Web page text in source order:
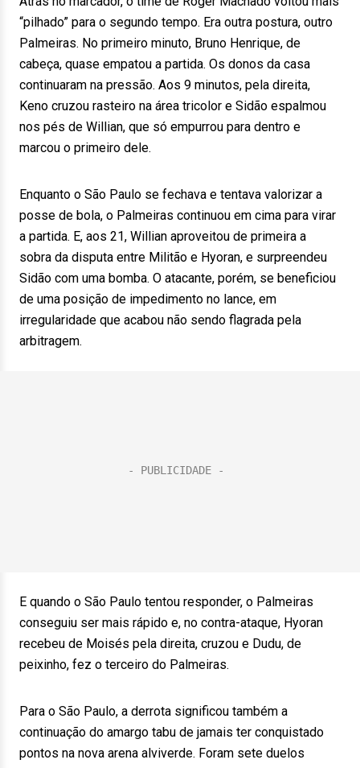
“pilhado” para o segundo tempo. Era outra postura, outro
Palmeiras. No primeiro minuto, Bruno Henrique, de
cabeça, quase empatou a partida. Os donos da casa
continuaram na pressão. Aos 9 minutos, pela direita,
Keno cruzou rasteiro na área tricolor e Sidão espalmou
nos pés de Willian, que só empurrou para dentro e
marcou o primeiro dele.
Enquanto o São Paulo se fechava e tentava valorizar a
posse de bola, o Palmeiras continuou em cima para virar
a partida. E, aos 21, Willian aproveitou de primeira a
sobra da disputa entre Militão e Hyoran, e surpreendeu
Sidão com uma bomba. O atacante, porém, se beneficiou
de uma posição de impedimento no lance, em
irregularidade que acabou não sendo flagrada pela
arbitragem.
E quando o São Paulo tentou responder, o Palmeiras
conseguiu ser mais rápido e, no contra-ataque, Hyoran
recebeu de Moisés pela direita, cruzou e Dudu, de
peixinho, fez o terceiro do Palmeiras.
Para o São Paulo, a derrota significou também a
continuação do amargo tabu de jamais ter conquistado
pontos na nova arena alviverde. Foram sete duelos